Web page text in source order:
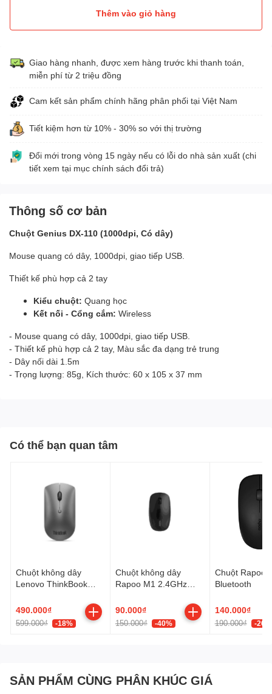
Thêm vào giỏ hàng
Giao hàng nhanh, được xem hàng trước khi thanh toán,
miễn phí từ 2 triệu đồng
Cam kết sản phẩm chính hãng phân phối tại Việt Nam
Tiết kiệm hơn từ 10% - 30% so với thị trường
Đổi mới trong vòng 15 ngày nếu có lỗi do nhà sản xuất (chi
tiết xem tại mục chính sách đổi trả)
Thông số cơ bản
Chuột Genius DX-110 (1000dpi, Có dây)
Mouse quang có dây, 1000dpi, giao tiếp USB.
Thiết kế phù hợp cả 2 tay
Kiểu chuột: Quang học
Kết nối - Cổng cắm: Wireless
- Mouse quang có dây, 1000dpi, giao tiếp USB.
- Thiết kế phù hợp cả 2 tay, Màu sắc đa dạng trẻ trung
- Dây nối dài 1.5m
- Trọng lượng: 85g, Kích thước: 60 x 105 x 37 mm
Có thể bạn quan tâm
Chuột không dây
Lenovo ThinkBook
(Grey/ Bluetooth)
490.000₫
599.000₫ -18%
Chuột không dây
Rapoo M1 2.4GHz
90.000₫
150.000₫ -40%
Chuột Rapoo
Bluetooth
140.000₫
190.000₫ -26%
SẢN PHẨM CÙNG PHÂN KHÚC GIÁ